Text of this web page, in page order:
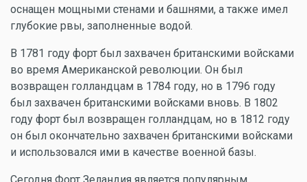
оснащен мощными стенами и башнями, а также имел
глубокие рвы, заполненные водой.
В 1781 году форт был захвачен британскими войсками
во время Американской революции. Он был
возвращен голландцам в 1784 году, но в 1796 году
был захвачен британскими войсками вновь. В 1802
году форт был возвращен голландцам, но в 1812 году
он был окончательно захвачен британскими войсками
и использовался ими в качестве военной базы.